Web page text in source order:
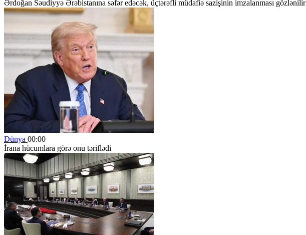
Ərdoğan Səudiyyə Ərəbistanına səfər edəcək, üçtərəfli müdafiə sazişinin imzalanması gözlənilir
Dünya 00:00
İrana hücumlara görə onu təriflədi